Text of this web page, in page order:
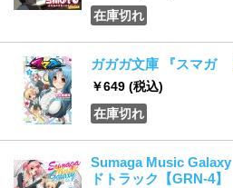
在庫切れ
ガガガ文庫 『スマガ
￥649 (税込)
在庫切れ
Sumaga Music
ドトラック【GRN-4】